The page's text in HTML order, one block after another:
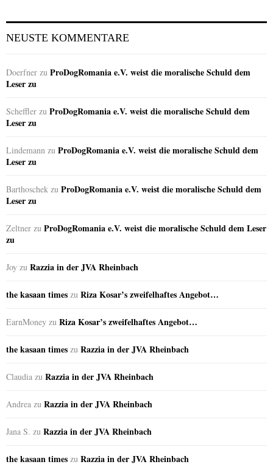
NEUSTE KOMMENTARE
Doerfner zu ProDogRomania e.V. weist die moralische Schuld dem
Leser zu
Scheffler zu ProDogRomania e.V. weist die moralische Schuld dem
Leser zu
Lindemann zu ProDogRomania e.V. weist die moralische Schuld dem
Leser zu
Barthoschek zu ProDogRomania e.V. weist die moralische Schuld dem
Leser zu
Zeltner zu ProDogRomania e.V. weist die moralische Schuld dem Leser
zu
Joy zu Razzia in der JVA Rheinbach
the kasaan times zu Riza Kosar’s zweifelhaftes Angebot…
EarnMoney zu Riza Kosar’s zweifelhaftes Angebot…
the kasaan times zu Razzia in der JVA Rheinbach
Claudia zu Razzia in der JVA Rheinbach
Andrea zu Razzia in der JVA Rheinbach
Jana S. zu Razzia in der JVA Rheinbach
the kasaan times zu Razzia in der JVA Rheinbach